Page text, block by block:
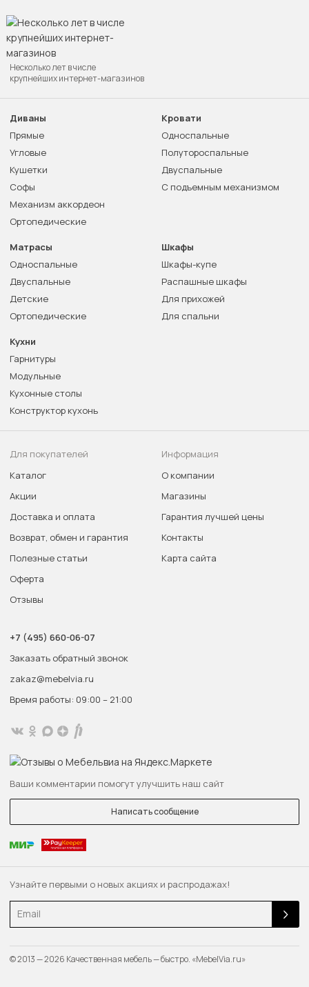
Узнайте первыми о новых акциях и распродажах!
Email
Несколько лет в числе
крупнейших интернет-магазинов
Диваны
Прямые
Угловые
Кушетки
Софы
Механизм аккордеон
Ортопедические
Кровати
Односпальные
Полутороспальные
Двуспальные
С подъемным механизмом
Матрасы
Односпальные
Двуспальные
Детские
Ортопедические
Шкафы
Шкафы-купе
Распашные шкафы
Для прихожей
Для спальни
Кухни
Гарнитуры
Модульные
Кухонные столы
Конструктор кухонь
Для покупателей
Каталог
Акции
Доставка и оплата
Возврат, обмен и гарантия
Полезные статьи
Оферта
Отзывы
Информация
О компании
Магазины
Гарантия лучшей цены
Контакты
Карта сайта
+7 (495) 660-06-07
Заказать обратный звонок
zakaz@mebelvia.ru
Время работы: 09:00 – 21:00
Ваши комментарии помогут улучшить наш сайт
Написать сообщение
© 2013 — 2026 Качественная мебель — быстро. «MebelVia.ru»